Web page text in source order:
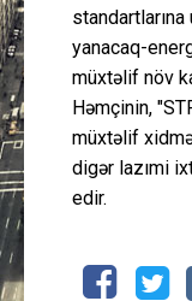
yanacaq-
müxtəlif növ
Həmçinin,
müxtəlif
digər lazımi
edir.